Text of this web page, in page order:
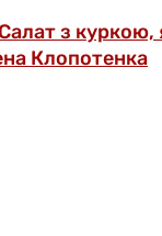
з куркою,
Клопотенка